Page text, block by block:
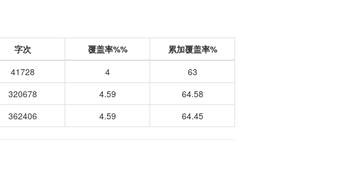
字次 覆盖率%%
累加覆盖率%
41728 4
63
320678 4.59
64.58
362406 4.59 64.45